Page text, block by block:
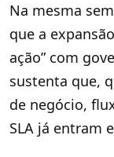
Na mesma
que a
ação” com
sustenta que,
de negócio,
SLA já entram